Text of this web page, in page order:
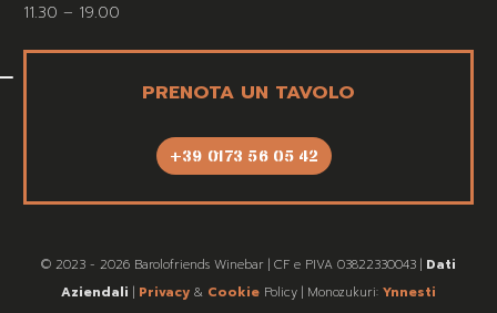
11.30 – 19.00
PRENOTA UN TAVOLO
+39 0173 56 05 42
© 2023 - 2026 Barolofriends Winebar | CF e PIVA 03822330043 | Dati
Aziendali | Privacy & Cookie Policy | Monozukuri: Ynnesti